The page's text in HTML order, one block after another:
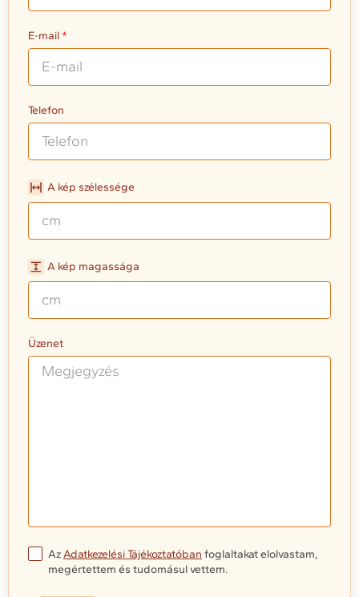
E-mail
Telefon
A kép szélessége
A kép magassága
Üzenet
AzAdatkezelési Tájékoztatóban foglaltakat elolvastam,
megértettem és tudomásul vettem.